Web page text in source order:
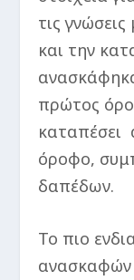
τις
και την
πρώτος
καταπέσει
όροφο,
δαπέδων.
Το πιο
ανασκαφών